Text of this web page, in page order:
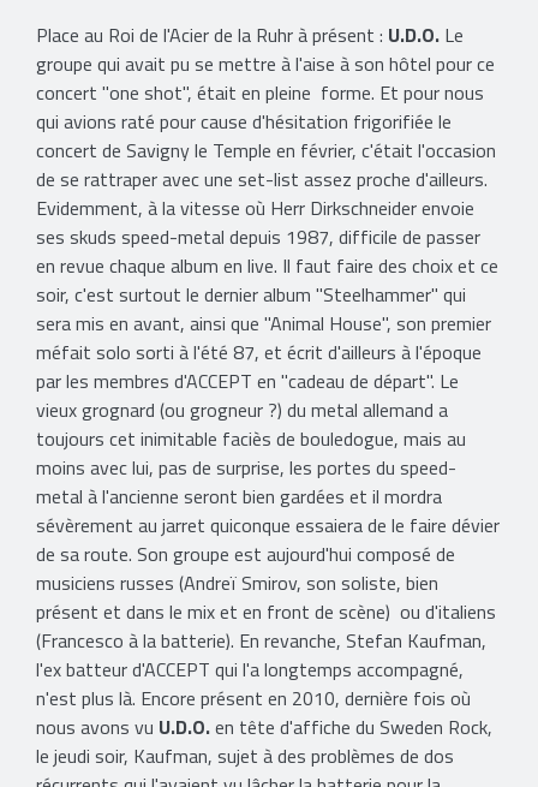
Place au Roi de l'Acier de la Ruhr à présent : U.D.O. Le
groupe qui avait pu se mettre à l'aise à son hôtel pour ce
concert "one shot", était en pleine forme. Et pour nous
qui avions raté pour cause d'hésitation frigorifiée le
concert de Savigny le Temple en février, c'était l'occasion
de se rattraper avec une set-list assez proche d'ailleurs.
Evidemment, à la vitesse où Herr Dirkschneider envoie
ses skuds speed-metal depuis 1987, difficile de passer
en revue chaque album en live. Il faut faire des choix et ce
soir, c'est surtout le dernier album "Steelhammer" qui
sera mis en avant, ainsi que "Animal House", son premier
méfait solo sorti à l'été 87, et écrit d'ailleurs à l'époque
par les membres d'ACCEPT en "cadeau de départ". Le
vieux grognard (ou grogneur ?) du metal allemand a
toujours cet inimitable faciès de bouledogue, mais au
moins avec lui, pas de surprise, les portes du speed-
metal à l'ancienne seront bien gardées et il mordra
sévèrement au jarret quiconque essaiera de le faire dévier
de sa route. Son groupe est aujourd'hui composé de
musiciens russes (Andreï Smirov, son soliste, bien
présent et dans le mix et en front de scène) ou d'italiens
(Francesco à la batterie). En revanche, Stefan Kaufman,
l'ex batteur d'ACCEPT qui l'a longtemps accompagné,
n'est plus là. Encore présent en 2010, dernière fois où
nous avons vu U.D.O.en tête d'affiche du Sweden Rock,
le jeudi soir, Kaufman, sujet à des problèmes de dos